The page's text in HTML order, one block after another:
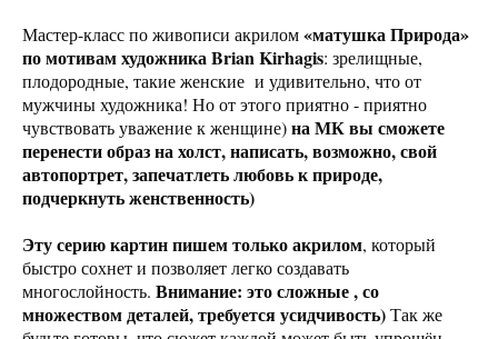
Мастер-класс по живописи акрилом«матушка Природа»
по мотивам художника Brian Kirhagis: зрелищные,
плодородные, такие женские и удивительно, что от
мужчины художника! Но от этого приятно - приятно
чувствовать уважение к женщине)на МК вы сможете
перенести образ на холст, написать, возможно, свой
автопортрет, запечатлеть любовь к природе,
подчеркнуть женственность)
Эту серию картин пишем только акрилом, который
быстро сохнет и позволяет легко создавать
многослойность. Внимание: это сложные , со
множеством деталей, требуется усидчивость)Так же